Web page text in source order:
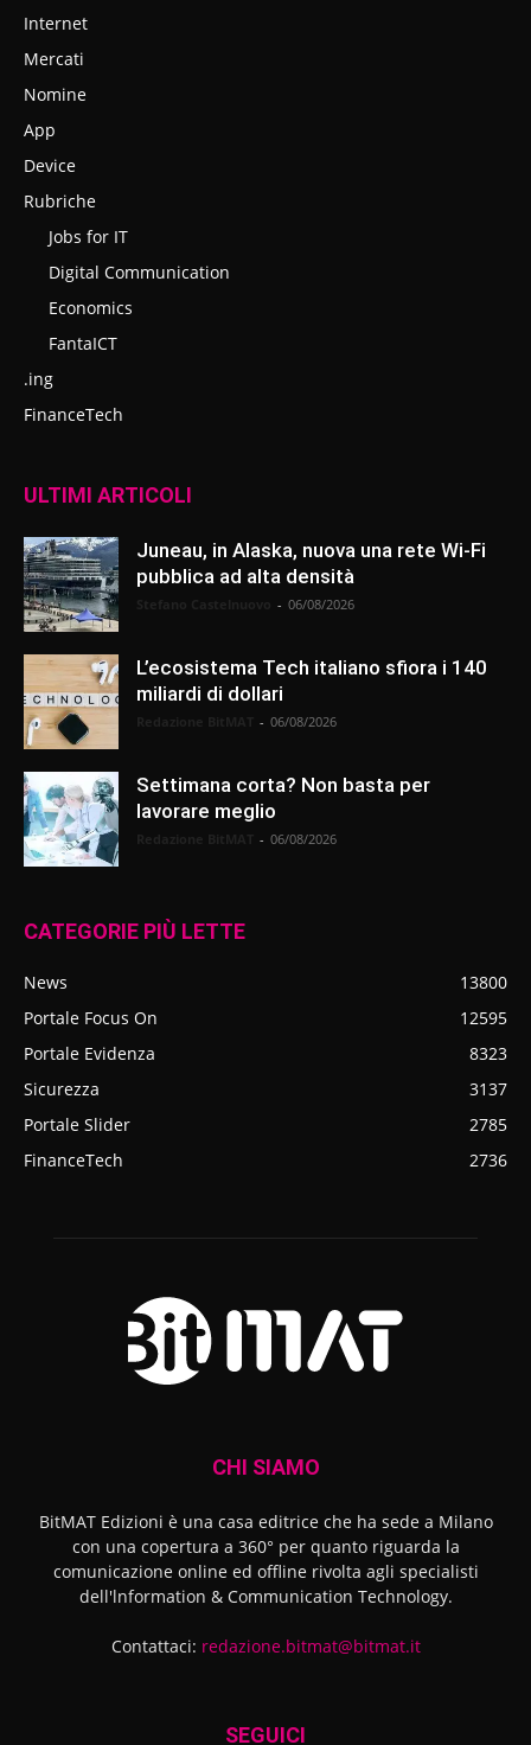
Internet
Mercati
Nomine
App
Device
Rubriche
Jobs for IT
Digital Communication
Economics
FantaICT
.ing
FinanceTech
ULTIMI ARTICOLI
Juneau, in Alaska, nuova una rete Wi-Fi
pubblica ad alta densità
- 06/08/2026
L’ecosistema Tech italiano sfiora i 140
miliardi di dollari
- 06/08/2026
Settimana corta? Non basta per
lavorare meglio
- 06/08/2026
CATEGORIE PIÙ LETTE
News
13800
Portale Focus On
12595
Portale Evidenza
8323
Sicurezza
3137
Portale Slider
2785
FinanceTech
2736
CHI SIAMO
BitMAT Edizioni è una casa editrice che ha sede a Milano
con una copertura a 360° per quanto riguarda la
comunicazione online ed offline rivolta agli specialisti
dell'lnformation & Communication Technology.
Contattaci: redazione.bitmat@bitmat.it
SEGUICI